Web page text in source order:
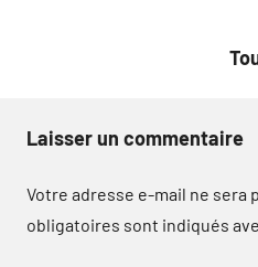
Laisser un commentaire
Votre adresse e-mail ne sera
obligatoires sont indiqués